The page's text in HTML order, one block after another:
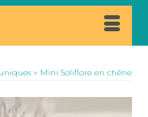
» Mini Soliflore en chêne